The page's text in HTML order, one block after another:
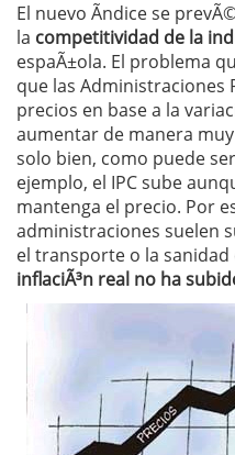
El nuevo Ã­ndice se
la competitividad de la
espaÃ±ola. El problema
que las Administraciones
precios en base a la
aumentar de manera
solo bien, como puede
ejemplo, el IPC sube
mantenga el precio. Por
administraciones suelen
el transporte o la
inflaciÃ³n real no ha